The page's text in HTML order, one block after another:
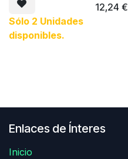
12,24 €
Sólo 2 Unidades
disponibles.
Enlaces de Ínteres
Inicio